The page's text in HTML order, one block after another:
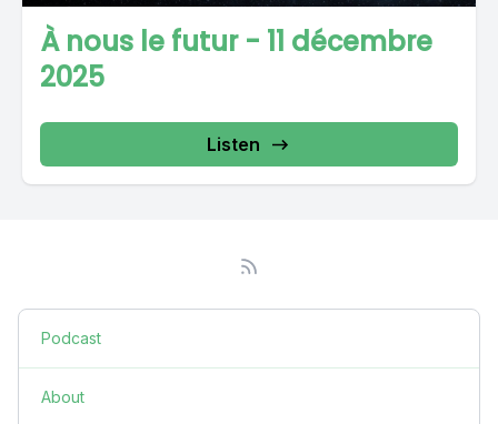
À nous le futur - 11 décembre
2025
Listen
Podcast
About